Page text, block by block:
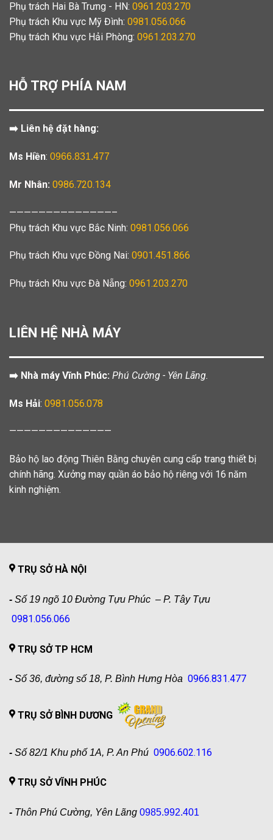
Phụ trách Hai Bà Trưng - HN: 0961.203.270
Phụ trách Khu vực Mỹ Đình: 0981.056.066
Phụ trách Khu vực Hải Phòng: 0961.203.270
HỖ TRỢ PHÍA NAM
➡️ Liên hệ đặt hàng:
Ms Hiền: 0966.831.477
Mr Nhân: 0986.720.134
——————————————–
Phụ trách Khu vực Bắc Ninh: 0981.056.066
Phụ trách Khu vực Đồng Nai: 0901.451.866
Phụ trách Khu vực Đà Nẵng: 0961.203.270
LIÊN HỆ NHÀ MÁY
➡️ Nhà máy Vĩnh Phúc: Phú Cường - Yên Lãng.
Ms Hải: 0981.056.078
——————————————
Bảo hộ lao động Thiên Bằng chuyên cung cấp trang thiết bị
chính hãng. Xưởng may quần áo bảo hộ riêng với 16 năm
kinh nghiệm.
TRỤ SỞ HÀ NỘI
- Số 19 ngõ 10 Đường Tựu Phúc – P. Tây Tựu
0981.056.066
TRỤ SỞ TP HCM
- Số 36, đường số 18, P. Bình Hưng Hòa 0966.831.477
TRỤ SỞ BÌNH DƯƠNG
- Số 82/1 Khu phố 1A, P. An Phú 0906.602.116
TRỤ SỞ VĨNH PHÚC
- Thôn Phú Cường, Yên Lãng 0985.992.401